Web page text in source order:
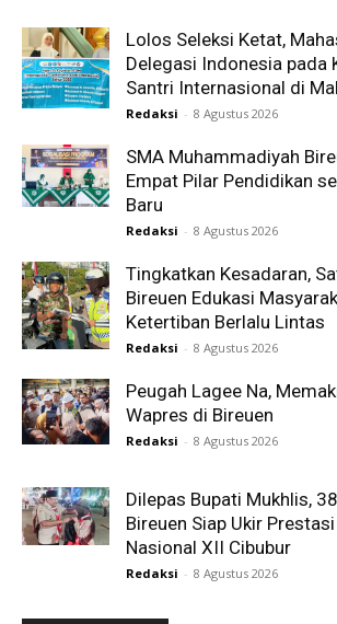
Lolos Seleksi Ketat,
Delegasi Indonesia pada
Santri Internasional di
Redaksi - 8 Agustus 2026
SMA Muhammadiyah
Empat Pilar Pendidikan
Baru
Redaksi - 8 Agustus 2026
Tingkatkan Kesadaran,
Bireuen Edukasi
Ketertiban Berlalu Lintas
Redaksi - 8 Agustus 2026
Peugah Lagee Na,
Wapres di Bireuen
Redaksi - 8 Agustus 2026
Dilepas Bupati Mukhlis,
Bireuen Siap Ukir
Nasional XII Cibubur
Redaksi - 8 Agustus 2026